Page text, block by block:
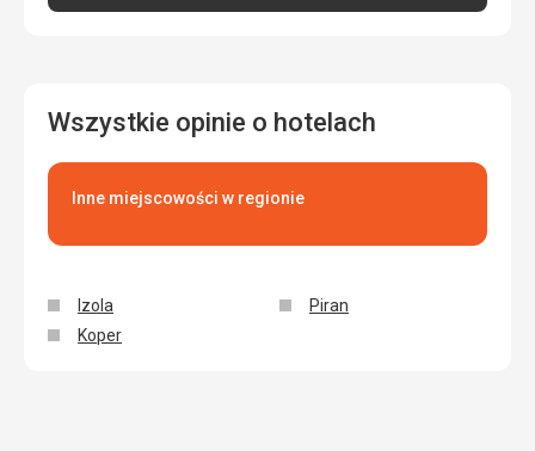
Wszystkie opinie o hotelach
Inne miejscowości w regionie
Izola
Koper
Piran